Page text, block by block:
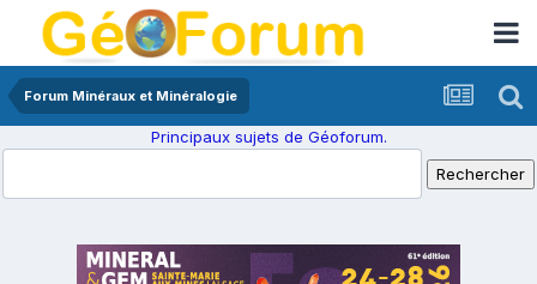
Forum Minéraux et Minéralogie
Principaux sujets de Géoforum.